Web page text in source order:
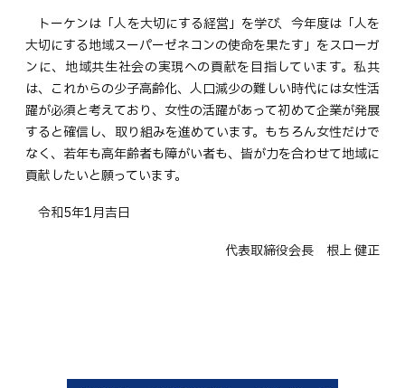
トーケンは「人を大切にする経営」を学び、今年度は「人を
大切にする地域スーパーゼネコンの使命を果たす」をスローガ
ンに、地域共生社会の実現への貢献を目指しています。私共
は、これからの少子高齢化、人口減少の難しい時代には女性活
躍が必須と考えており、女性の活躍があって初めて企業が発展
すると確信し、取り組みを進めています。もちろん女性だけで
なく、若年も高年齢者も障がい者も、皆が力を合わせて地域に
貢献したいと願っています。
令和5年1月吉日
代表取締役会長 根上 健正